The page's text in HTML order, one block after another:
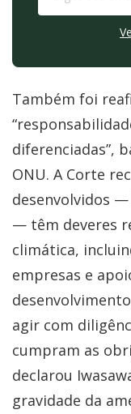
Também foi
diferenciadas”,
ONU. A Corte
desenvolvidos —
— têm deveres
climática,
empresas e
agir com
cumpram as
declarou
gravidade da